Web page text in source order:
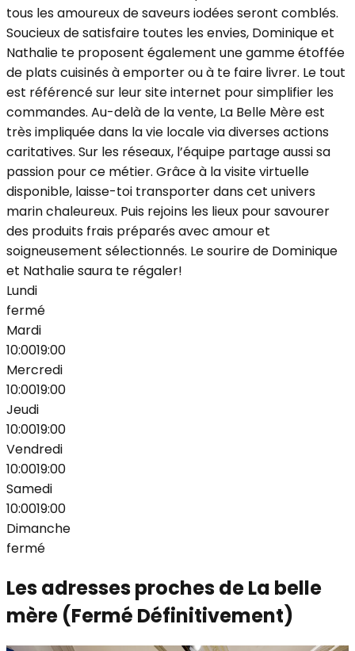
tous les amoureux de saveurs iodées seront comblés.
Soucieux de satisfaire toutes les envies, Dominique et
Nathalie te proposent également une gamme étoffée
de plats cuisinés à emporter ou à te faire livrer. Le tout
est référencé sur leur site internet pour simplifier les
commandes. Au-delà de la vente, La Belle Mère est
très impliquée dans la vie locale via diverses actions
caritatives. Sur les réseaux, l’équipe partage aussi sa
passion pour ce métier. Grâce à la visite virtuelle
disponible, laisse-toi transporter dans cet univers
marin chaleureux. Puis rejoins les lieux pour savourer
des produits frais préparés avec amour et
soigneusement sélectionnés. Le sourire de Dominique
et Nathalie saura te régaler!
Lundi
fermé
Mardi
10:0019:00
Mercredi
10:0019:00
Jeudi
10:0019:00
Vendredi
10:0019:00
Samedi
10:0019:00
Dimanche
fermé
Les adresses proches deLa belle
mère (Fermé Définitivement)